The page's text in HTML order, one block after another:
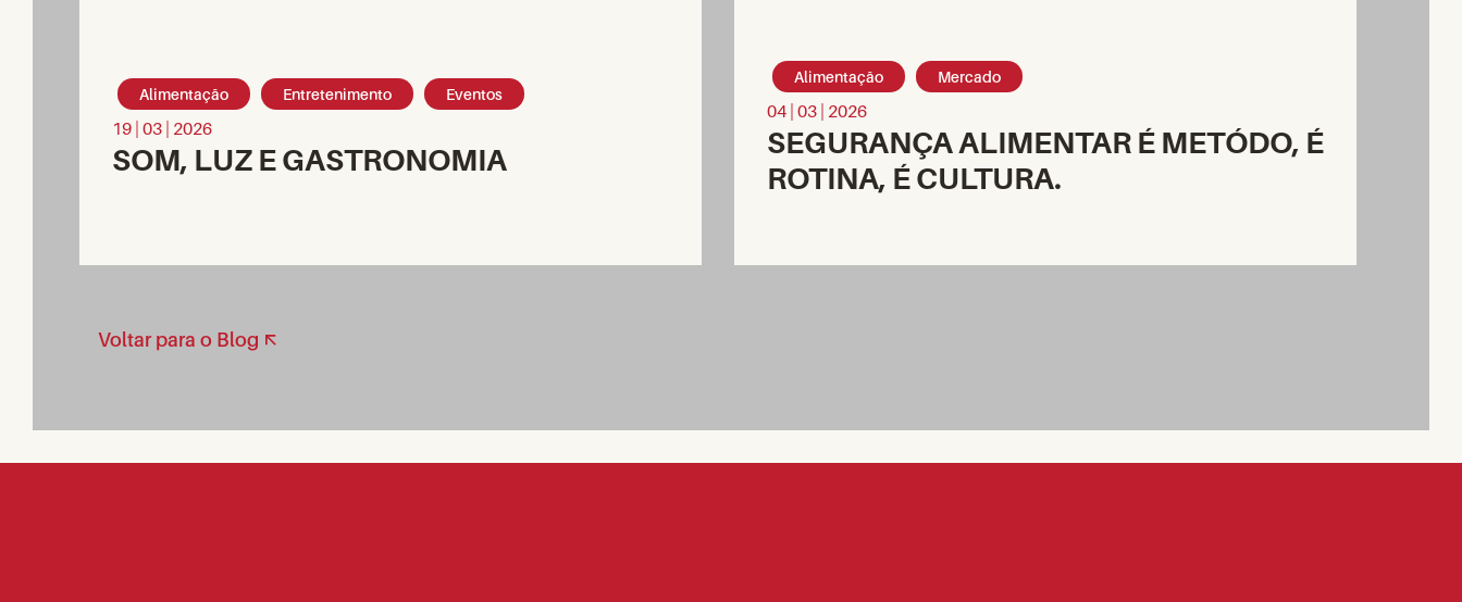
Alimentação Entretenimento Eventos
19 | 03 | 2026
SOM, LUZ E GASTRONOMIA
Alimentação Mercado
04 | 03 | 2026
SEGURANÇA ALIMENTAR É METÓDO, É
ROTINA, É CULTURA.
Voltar para o Blog